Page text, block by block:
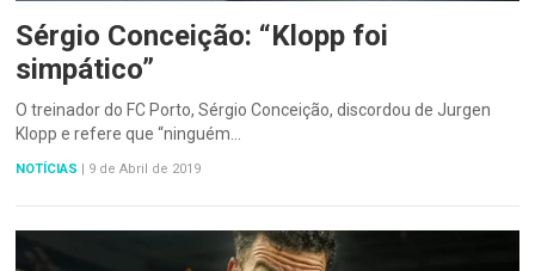
Sérgio Conceição: “Klopp foi
simpático”
O treinador do FC Porto, Sérgio Conceição, discordou de Jurgen
Klopp e refere que “ninguém…
NOTÍCIAS | 9 de Abril de 2019